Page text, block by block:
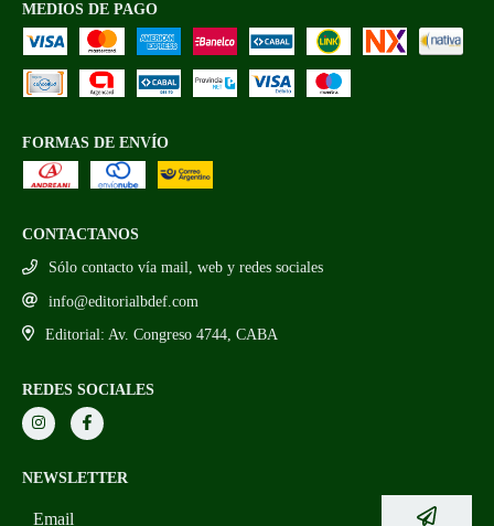
MEDIOS DE PAGO
FORMAS DE ENVÍO
CONTACTANOS
Sólo contacto vía mail, web y redes sociales
info@editorialbdef.com
Editorial: Av. Congreso 4744, CABA
REDES SOCIALES
NEWSLETTER